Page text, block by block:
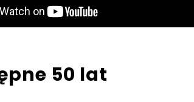
50 lat